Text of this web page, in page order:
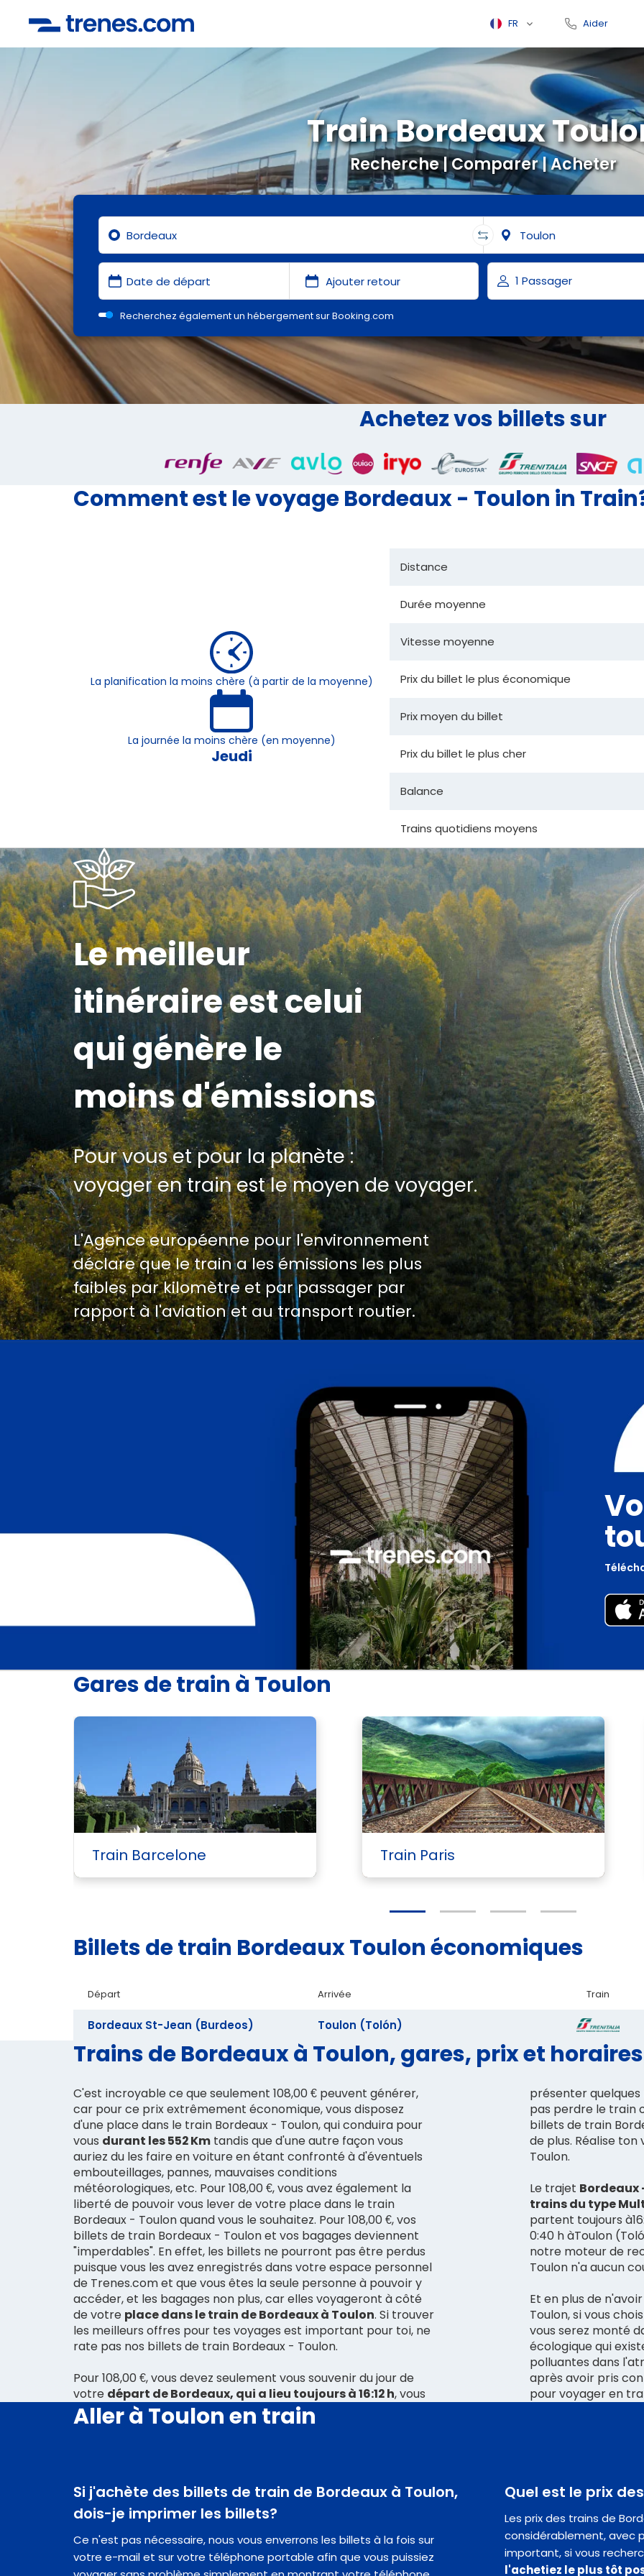
FR Aider
Recherche | Comparer | Acheter
Train Bordeaux
Recherchez également un hébergement sur Booking.com
Achetez vos billets sur
Comment est le voyage Bordeaux - Toulon in
La planification la moins chère (à partir de la moyenne)
La journée la moins chère (en moyenne)
Jeudi
Distance
Durée moyenne
Vitesse moyenne
Prix du billet le plus économique
Prix moyen du billet
Prix du billet le plus cher
Balance
Trains quotidiens moyens
Le meilleur
itinéraire est celui
qui génère le
moins d'émissions
Pour vous et pour la planète :
voyager en train est le moyen de voyager.
L'Agence européenne pour l'environnement
déclare que le train a les émissions les plus
faibles par kilomètre et par passager par
rapport à l'aviation et au transport routier.
Gares de train à Toulon
Train Barcelone Train Paris
Billets de train Bordeaux Toulon économiques
Départ Arrivée Train
Bordeaux St-Jean (Burdeos) Toulon (Tolón)
Trains de Bordeaux à Toulon, gares, prix et horaires
C'est incroyable ce que seulement 108,00 € peuvent générer,
car pour ce prix extrêmement économique, vous disposez
d'une place dans le train Bordeaux - Toulon, qui conduira pour
vous durant les 552 Km tandis que d'une autre façon vous
auriez du les faire en voiture en étant confronté à d'éventuels
embouteillages, pannes, mauvaises conditions
météorologiques, etc. Pour 108,00 €, vous avez également la
liberté de pouvoir vous lever de votre place dans le train
Bordeaux - Toulon quand vous le souhaitez. Pour 108,00 €, vos
billets de train Bordeaux - Toulon et vos bagages deviennent
"imperdables". En effet, les billets ne pourront pas être perdus
puisque vous les avez enregistrés dans votre espace personnel
de Trenes.com et que vous êtes la seule personne à pouvoir y
accéder, et les bagages non plus, car elles voyageront à côté
de votre place dans le train de Bordeaux à Toulon. Si trouver
les meilleurs offres pour tes voyages est important pour toi, ne
rate pas nos billets de train Bordeaux - Toulon.
Pour 108,00 €, vous devez seulement vous souvenir du jour de
votre départ de Bordeaux, qui a lieu toujours à 16:12 h, vous
présenter
pas perdre le train
billets de train
de plus. Réalise
Toulon.
Le trajet Bordeaux
trains du
partent toujours
0:40 h àToulon
notre moteur de
Toulon n'a aucun
Et en plus de
Toulon, si vous
vous serez monté
écologique qui
polluantes dans
après avoir pris
pour voyager en
Aller à Toulon en train
Si j'achète des billets de train de Bordeaux à Toulon,
dois-je imprimer les billets?
Ce n'est pas nécessaire, nous vous enverrons les billets à la fois sur
votre e-mail et sur votre téléphone portable afin que vous puissiez
Quel est le prix
Les prix des trains de
considérablement, avec
important, si vous
l'achetiez le plus tôt